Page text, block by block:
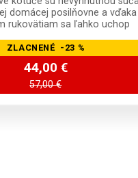
domácej posilňovne a
rukovätiam sa ľahko uchop
ZLACNENÉ -23 %
44,00 €
57,00 €